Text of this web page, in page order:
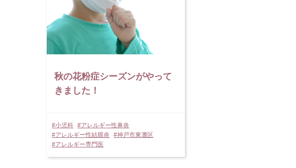
秋の花粉症シーズンがやって
きました！
#小児科 #アレルギー性鼻炎
#アレルギー性結膜炎
#神戸市東灘区
#アレルギー専門医